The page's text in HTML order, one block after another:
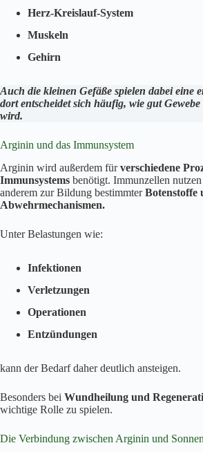
Herz-Kreislauf-System
Muskeln
Gehirn
Auch die kleinen Gefäße spielen dabei eine
dort entscheidet sich häufig, wie gut
wird.
Arginin und das Immunsystem
Arginin wird außerdem fürverschiedene
Immunsystems benötigt. Immunzellen
anderem zur Bildung bestimmterBotenstoffe
Abwehrmechanismen.
Unter Belastungen wie:
Infektionen
Verletzungen
Operationen
Entzündungen
kann der Bedarf daher deutlich ansteigen.
Besonders bei Wundheilung und
wichtige Rolle zu spielen.
Die Verbindung zwischen Arginin und